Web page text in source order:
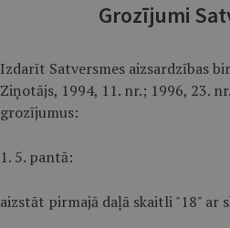
Grozījumi
Izdarīt Satversmes aizsardzības
Ziņotājs, 1994, 11. nr.; 1996, 23.
grozījumus:
1. 5. pantā:
aizstāt pirmajā daļā skaitli "18" ar